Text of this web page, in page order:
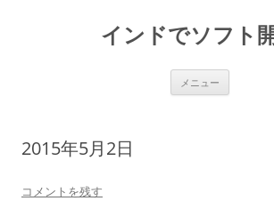
インドでソフト
メニュー
2015年5月2日
コメントを残す